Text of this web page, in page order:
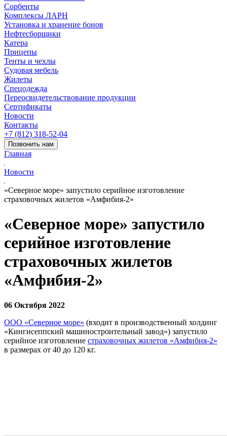
Сорбенты
Комплексы ЛАРН
Установка и хранение бонов
Нефтесборщики
Катера
Прицепы
Тенты и чехлы
Судовая мебель
Жилеты
Спецодежда
Переосвидетельствование продукции
Сертификаты
Новости
Контакты
+7 (812) 318-52-04
Позвонить нам
Главная
Новости
«Северное море» запустило серийное изготовление
страховочных жилетов «Амфибия-2»
«Северное море» запустило
серийное изготовление
страховочных жилетов
«Амфибия-2»
06 Октября 2022
ООО «Северное море» (входит в производственный холдинг
«Кингисеппский машиностроительный завод») запустило
серийное изготовление страховочных жилетов «Амфибия-2»
в размерах от 40 до 120 кг.